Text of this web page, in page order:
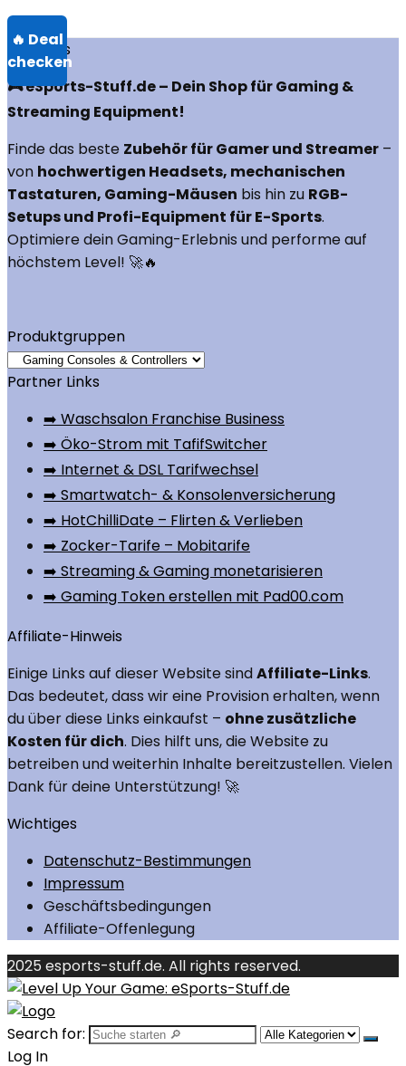
Über uns
🎮 eSports-Stuff.de – Dein Shop für Gaming &
Streaming Equipment!
Finde das beste Zubehör für Gamer und Streamer –
von hochwertigen Headsets, mechanischen
Tastaturen, Gaming-Mäusen bis hin zu RGB-
Setups und Profi-Equipment für E-Sports.
Optimiere dein Gaming-Erlebnis und performe auf
höchstem Level! 🚀🔥
Produktgruppen
Partner Links
➡️ Waschsalon Franchise Business
➡️ Öko-Strom mit TafifSwitcher
➡️ Internet & DSL Tarifwechsel
➡️ Smartwatch- & Konsolenversicherung
➡️ HotChilliDate – Flirten & Verlieben
➡️ Zocker-Tarife – Mobitarife
➡️ Streaming & Gaming monetarisieren
➡️ Gaming Token erstellen mit Pad00.com
Affiliate-Hinweis
Einige Links auf dieser Website sindAffiliate-Links.
Das bedeutet, dass wir eine Provision erhalten, wenn
du über diese Links einkaufst – ohne zusätzliche
Kosten für dich. Dies hilft uns, die Website zu
betreiben und weiterhin Inhalte bereitzustellen. Vielen
Dank für deine Unterstützung! 🚀
Wichtiges
Datenschutz-Bestimmungen
Impressum
Geschäftsbedingungen
Affiliate-Offenlegung
2025 esports-stuff.de. All rights reserved.
Search for:
Log In